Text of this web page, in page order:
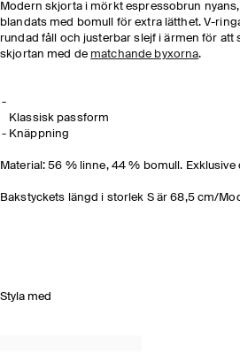
Modern skjorta i mörkt espressobrun
blandats med bomull för extra lätthet. V-
rundad fåll och justerbar slejf i ärmen för att
skjortan med de matchande byxorna.
Klassisk passform
Knäppning
Material: 56 % linne, 44 % bomull.
Bakstyckets längd i storlek S är 68,5 cm/
Styla med